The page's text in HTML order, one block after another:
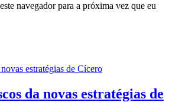
navegador para a próxima vez que eu
da novas estratégias de